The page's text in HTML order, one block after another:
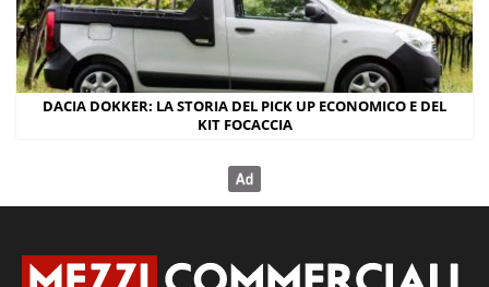
DACIA DOKKER: LA STORIA DEL PICK UP ECONOMICO E DEL
KIT FOCACCIA